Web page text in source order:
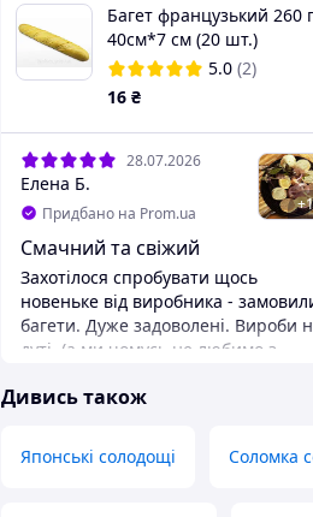
Багет французький 260
40см*7 см (20 шт.)
5.0 (2)
16 ₴
28.07.2026
Елена Б.
Придбано на Prom.ua +1
Смачний та свіжий
Захотілося спробувати щось
новеньке від виробника -
багети. Дуже задоволені. Вироби
дуті, (а ми чомусь не любимо з
м'яка. Смачні. Їсти приємно, різати
Хто замовлятиме до поштомату
заважайте на те, що коробка
Дивись також
Японські солодощі Соломка